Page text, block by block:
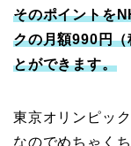
そのポイントを
クの月額990円
とができます。
東京オリンピッ
なのでめちゃく